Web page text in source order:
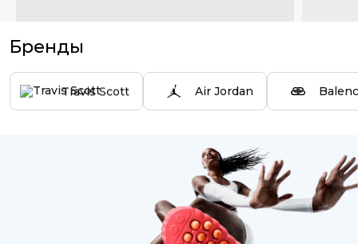
Travis Scott Air Jordan
Бренды